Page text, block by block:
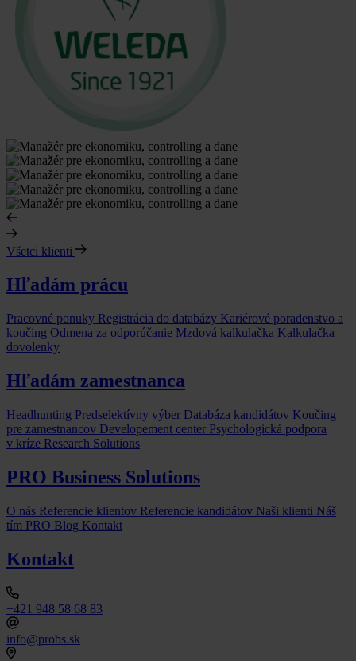
Všetci klienti
Hľadám prácu
Pracovné ponuky Registrácia do databázy Kariérové poradenstvo a
koučing Odmena za odporúčanie Mzdová kalkulačka Kalkulačka
dovolenky
Hľadám zamestnanca
Headhunting Predselektívny výber Databáza kandidátov Koučing
pre zamestnancov Developement center Psychologická podpora
v kríze Research Solutions
PRO Business Solutions
O nás Referencie klientov Referencie kandidátov Naši klienti Náš
tím PRO Blog Kontakt
Kontakt
+421 948 58 68 83
info@probs.sk